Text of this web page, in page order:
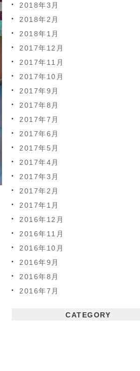
2018年3月
2018年2月
2018年1月
2017年12月
2017年11月
2017年10月
2017年9月
2017年8月
2017年7月
2017年6月
2017年5月
2017年4月
2017年3月
2017年2月
2017年1月
2016年12月
2016年11月
2016年10月
2016年9月
2016年8月
2016年7月
CATEGORY